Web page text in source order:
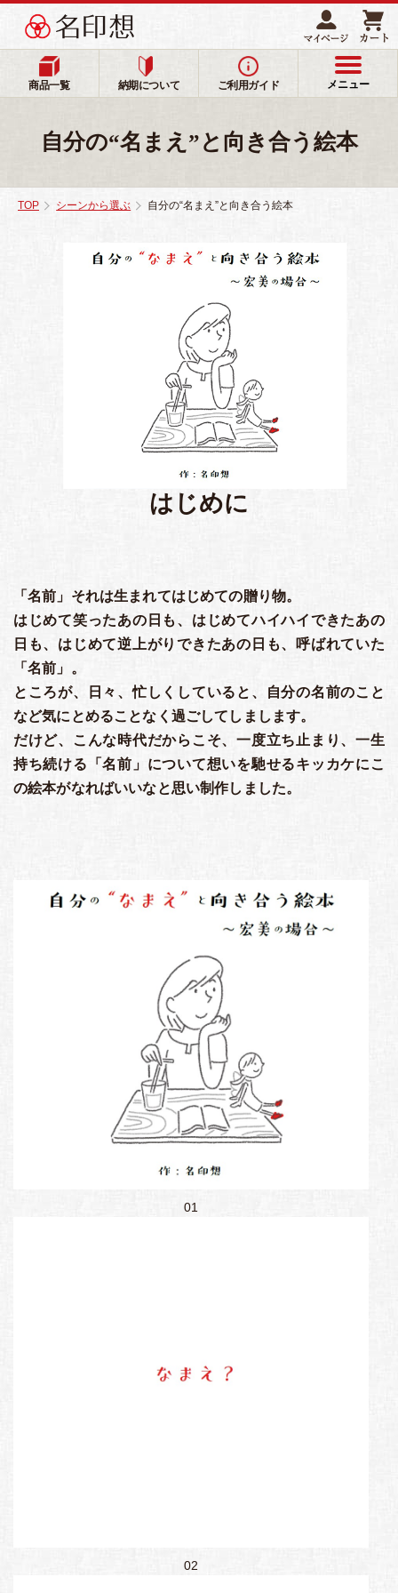
商品一覧 納期について ご利用ガイド メニュー
自分の“名まえ”と向き合う絵本
TOP シーンから選ぶ 自分の“名まえ”と向き合う絵本
はじめに
「名前」それは生まれてはじめての贈り物。
はじめて笑ったあの日も、はじめてハイハイできたあの
日も、はじめて逆上がりできたあの日も、呼ばれていた
「名前」。
ところが、日々、忙しくしていると、自分の名前のこと
など気にとめることなく過ごしてしまします。
だけど、こんな時代だからこそ、一度立ち止まり、一生
持ち続ける「名前」について想いを馳せるキッカケにこ
の絵本がなればいいなと思い制作しました。
01
02